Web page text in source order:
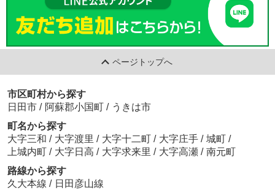
ページトップへ
市区町村から探す
日田市 / 阿蘇郡小国町 / うきは市
町名から探す
大字三和 / 大字渡里 / 大字十二町 / 大字庄手 / 城町 /
上城内町 / 大字日高 / 大字求来里 / 大字高瀬 / 南元町
路線から探す
久大本線 / 日田彦山線